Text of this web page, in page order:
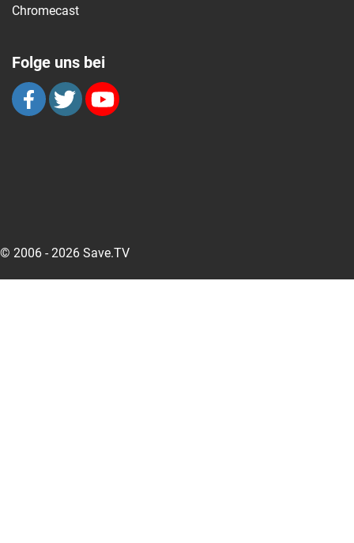
Chromecast
Folge uns bei
© 2006 - 2026 Save.TV